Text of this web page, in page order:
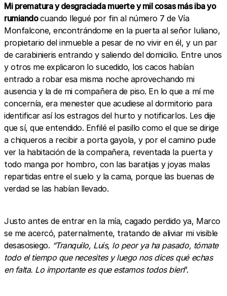
Mi prematura y desgraciada muerte y mil cosas más iba yo
rumiandocuando llegué por fin al número 7 de Vía
Monfalcone, encontrándome en la puerta al señor Iuliano,
propietario del inmueble a pesar de no vivir en él, y un par
de carabinieris entrando y saliendo del domicilio. Entre unos
y otros me explicaron lo sucedido, los cacos habían
entrado a robar esa misma noche aprovechando mi
ausencia y la de mi compañera de piso. En lo que a mí me
concernía, era menester que acudiese al dormitorio para
identificar así los estragos del hurto y notificarlos. Les dije
que sí, que entendido. Enfilé el pasillo como el que se dirige
a chiqueros a recibir a porta gayola, y por el camino pude
ver la habitación de la compañera, reventada la puerta y
todo manga por hombro, con las baratijas y joyas malas
repartidas entre el suelo y la cama, porque las buenas de
verdad se las habían llevado.
Justo antes de entrar en la mía, cagado perdido ya, Marco
se me acercó, paternalmente, tratando de aliviar mi visible
desasosiego. “Tranquilo, Luis, lo peor ya ha pasado, tómate
todo el tiempo que necesites y luego nos dices qué echas
en falta. Lo importante es que estamos todos bien”.